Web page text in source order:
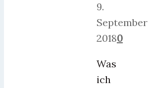
9.
September
20180
Was
ich